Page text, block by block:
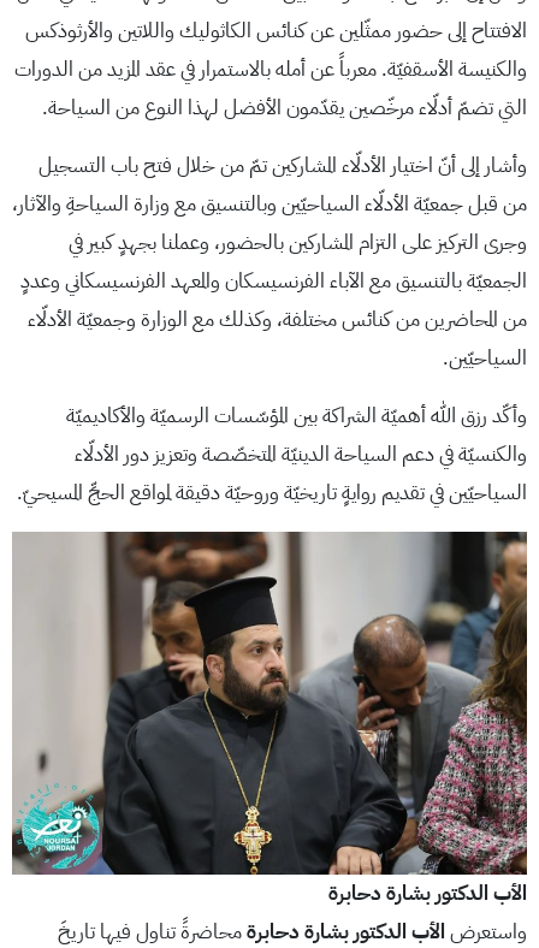
الافتتاح إلى حضور ممثّلين عن كنائس الكاثوليك واللاتين والأرثوذكس
والكنيسة الأسقفيّة. معرباً عن أمله بالاستمرار في عقد المزيد من الدورات
التي تضمّ أدلّاء مرخّصين يقدّمون الأفضل لهذا النوع من السياحة.
وأشار إلى أنّ اختيار الأدلّاء المشاركين تمّ من خلال فتح باب التسجيل
من قبل جمعيّة الأدلّاء السياحيّين وبالتنسيق مع وزارة السياحةِ والآثار،
وجرى التركيز على التزام المشاركين بالحضور، وعملنا بجهدٍ كبير في
الجمعيّة بالتنسيق مع الآباء الفرنسيسكان والمعهد الفرنسيسكاني وعددٍ
من المحاضرين من كنائس مختلفة، وكذلك مع الوزارة وجمعيّة الأدلّاء
السياحيّين.
وأكّد رزق الله أهميّة الشراكة بين المؤسّسات الرسميّة والأكاديميّة
والكنسيّة في دعم السياحة الدينيّة المتخصّصة وتعزيز دور الأدلّاء
السياحيّين في تقديم روايةٍ تاريخيّة وروحيّة دقيقة لمواقع الحجِّ المسيحيّ.
الأب الدكتور بشارة دحابرة
واستعرض الأب الدكتور بشارة دحابرةمحاضرةً تناول فيها تاريخَ